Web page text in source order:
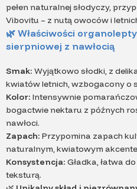
pełen naturalnej słodyczy,
Vibovitu – z nutą owoców i
🌿 Właściwości
sierpniowej z nawłocią
Smak: Wyjątkowo słodki, z
kwiatów letnich, wzbogacony o
Kolor: Intensywnie
bogactwie nektaru z późnych
nawłoci.
Zapach: Przypomina zapach
naturalnym, kwiatowym
Konsystencja: Gładka, łatwa
teksturą.